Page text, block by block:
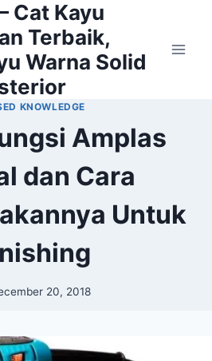
Cat Kayu
Terbaik,
Warna Solid
KNOWLEDGE
Amplas
dan Cara
Untuk
20, 2018